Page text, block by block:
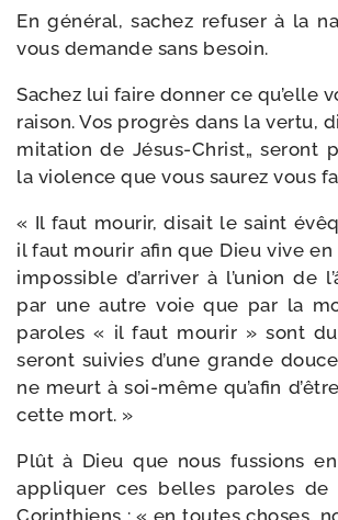
En géné­ral, sachez refu­ser à la
vous demande sans besoin.
Sachez lui faire don­ner ce qu’elle
rai­son. Vos pro­grès dans la ver­tu,
mi­ta­tion de Jésus-​Christ„ seront
la vio­lence que vous sau­rez vous
« Il faut mou­rir, disait le saint
il faut mou­rir afin que Dieu vive en
impos­sible d’ar­ri­ver à l’u­nion de
par une autre voie que par la
paroles « il faut mou­rir » sont
seront sui­vies d’une grande
ne meurt à soi-​même qu’a­fin
cette mort. »
Plût à Dieu que nous fus­sions
appli­quer ces belles paroles de
Corinthiens : « en toutes choses,